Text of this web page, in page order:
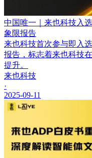
中国唯一｜来也科技入
象限报告
来也科技首次参与即入
报告，标志着来也科技
提升。
来也科技
·
2025-09-11